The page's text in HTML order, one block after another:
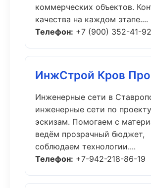
коммерческих объектов.
качества на каждом этапе....
Телефон: +7 (900) 352-41-92
ИнжСтрой Кров
Инженерные сети в
инженерные сети по
эскизам. Помогаем с
ведём прозрачный бюджет,
соблюдаем технологии....
Телефон: +7-942-218-86-19